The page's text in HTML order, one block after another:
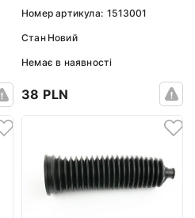
Номер артикула: 1513001
Стан Новий
Немає в наявності
38 PLN